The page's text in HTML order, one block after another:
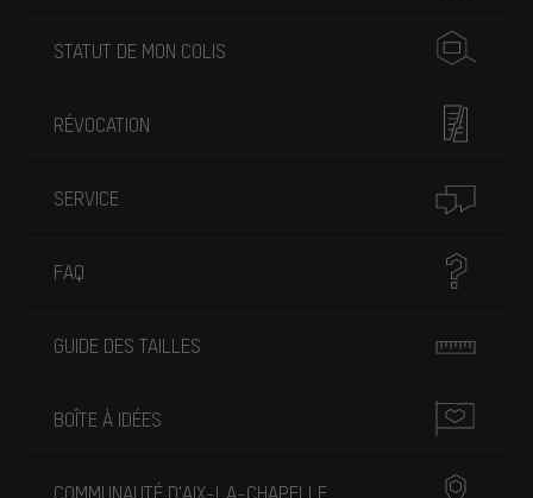
STATUT DE MON COLIS
RÉVOCATION
SERVICE
FAQ
GUIDE DES TAILLES
BOÎTE À IDÉES
COMMUNAUTÉ D'AIX-LA-CHAPELLE